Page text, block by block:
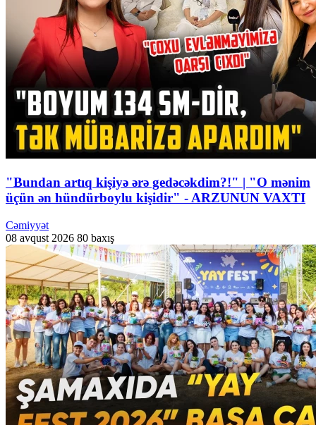
"Bundan artıq kişiyə ərə gedəcəkdim?!" | "O mənim
üçün ən hündürboylu kişidir" - ARZUNUN VAXTI
Cəmiyyət
08 avqust 2026 80 baxış